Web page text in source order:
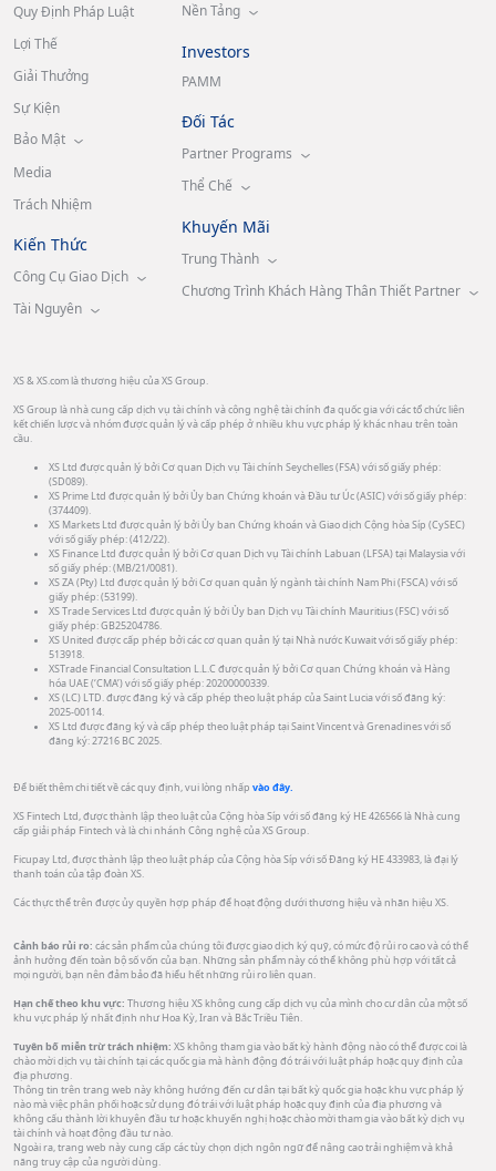
Quy Định Pháp Luật
Lợi Thế
Giải Thưởng
Sự Kiện
Bảo Mật
Media
Trách Nhiệm
Kiến Thức
Công Cụ Giao Dịch
Tài Nguyên
Nền Tảng
Investors
PAMM
Đối Tác
Partner Programs
Thể Chế
Khuyến Mãi
Trung Thành
Chương Trình Khách Hàng Thân Thiết Partner
XS & XS.com là thương hiệu của XS Group.
XS Group là nhà cung cấp dịch vụ tài chính và công nghệ tài chính đa quốc gia với các tổ chức liên
kết chiến lược và nhóm được quản lý và cấp phép ở nhiều khu vực pháp lý khác nhau trên toàn
cầu.
XS Ltd được quản lý bởi Cơ quan Dịch vụ Tài chính Seychelles (FSA) với số giấy phép:
(SD089).
XS Prime Ltd được quản lý bởi Ủy ban Chứng khoán và Đầu tư Úc (ASIC) với số giấy phép:
(374409).
XS Markets Ltd được quản lý bởi Ủy ban Chứng khoán và Giao dịch Cộng hòa Síp (CySEC)
với số giấy phép: (412/22).
XS Finance Ltd được quản lý bởi Cơ quan Dịch vụ Tài chính Labuan (LFSA) tại Malaysia với
số giấy phép: (MB/21/0081).
XS ZA (Pty) Ltd được quản lý bởi Cơ quan quản lý ngành tài chính Nam Phi (FSCA) với số
giấy phép: (53199).
XS Trade Services Ltd được quản lý bởi Ủy ban Dịch vụ Tài chính Mauritius (FSC) với số
giấy phép: GB25204786.
XS United được cấp phép bởi các cơ quan quản lý tại Nhà nước Kuwait với số giấy phép:
513918.
XSTrade Financial Consultation L.L.C được quản lý bởi Cơ quan Chứng khoán và Hàng
hóa UAE (‘CMA’) với số giấy phép: 20200000339.
XS (LC) LTD. được đăng ký và cấp phép theo luật pháp của Saint Lucia với số đăng ký:
2025-00114.
XS Ltd được đăng ký và cấp phép theo luật pháp tại Saint Vincent và Grenadines với số
đăng ký: 27216 BC 2025.
Để biết thêm chi tiết về các quy định, vui lòng nhấp vào đây.
XS Fintech Ltd, được thành lập theo luật của Cộng hòa Síp với số đăng ký HE 426566 là Nhà cung
cấp giải pháp Fintech và là chi nhánh Công nghệ của XS Group.
Ficupay Ltd, được thành lập theo luật pháp của Cộng hòa Síp với số Đăng ký HE 433983, là đại lý
thanh toán của tập đoàn XS.
Các thực thể trên được ủy quyền hợp pháp để hoạt động dưới thương hiệu và nhãn hiệu XS.
Cảnh báo rủi ro: các sản phẩm của chúng tôi được giao dịch ký quỹ, có mức độ rủi ro cao và có thể
ảnh hưởng đến toàn bộ số vốn của bạn. Những sản phẩm này có thể không phù hợp với tất cả
mọi người, bạn nên đảm bảo đã hiểu hết những rủi ro liên quan.
Hạn chế theo khu vực: Thương hiệu XS không cung cấp dịch vụ của mình cho cư dân của một số
khu vực pháp lý nhất định như Hoa Kỳ, Iran và Bắc Triều Tiên.
Tuyên bố miễn trừ trách nhiệm: XS không tham gia vào bất kỳ hành động nào có thể được coi là
chào mời dịch vụ tài chính tại các quốc gia mà hành động đó trái với luật pháp hoặc quy định của
địa phương.
Thông tin trên trang web này không hướng đến cư dân tại bất kỳ quốc gia hoặc khu vực pháp lý
nào mà việc phân phối hoặc sử dụng đó trái với luật pháp hoặc quy định của địa phương và
không cấu thành lời khuyên đầu tư hoặc khuyến nghị hoặc chào mời tham gia vào bất kỳ dịch vụ
tài chính và hoạt động đầu tư nào.
Ngoài ra, trang web này cung cấp các tùy chọn dịch ngôn ngữ để nâng cao trải nghiệm và khả
năng truy cập của người dùng.